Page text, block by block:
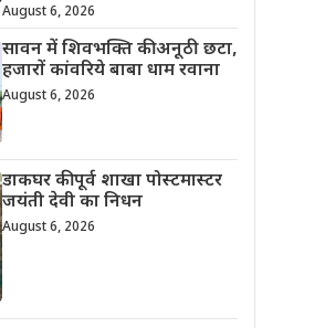
August 6, 2026
सावन में शिवभक्ति की अनूठी छटा,
हजारों कांवरिये बाबा धाम रवाना
August 6, 2026
डाकघर की पूर्व शाखा पोस्टमास्टर
जयंती देवी का निधन
August 6, 2026